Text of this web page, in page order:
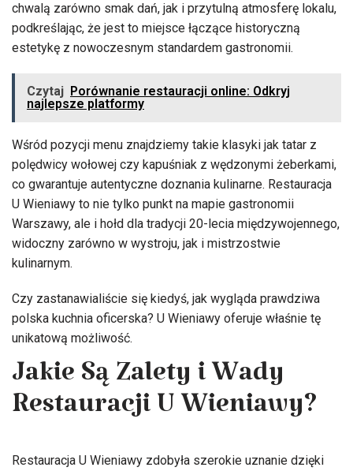
chwalą zarówno smak dań, jak i przytulną atmosferę lokalu,
podkreślając, że jest to miejsce łączące historyczną
estetykę z nowoczesnym standardem gastronomii.
Czytaj Porównanie restauracji online: Odkryj
najlepsze platformy
Wśród pozycji menu znajdziemy takie klasyki jak tatar z
polędwicy wołowej czy kapuśniak z wędzonymi żeberkami,
co gwarantuje autentyczne doznania kulinarne. Restauracja
U Wieniawy to nie tylko punkt na mapie gastronomii
Warszawy, ale i hołd dla tradycji 20-lecia międzywojennego,
widoczny zarówno w wystroju, jak i mistrzostwie
kulinarnym.
Czy zastanawialiście się kiedyś, jak wygląda prawdziwa
polska kuchnia oficerska? U Wieniawy oferuje właśnie tę
unikatową możliwość.
Jakie Są Zalety i Wady
Restauracji U Wieniawy?
Restauracja U Wieniawy zdobyła szerokie uznanie dzięki